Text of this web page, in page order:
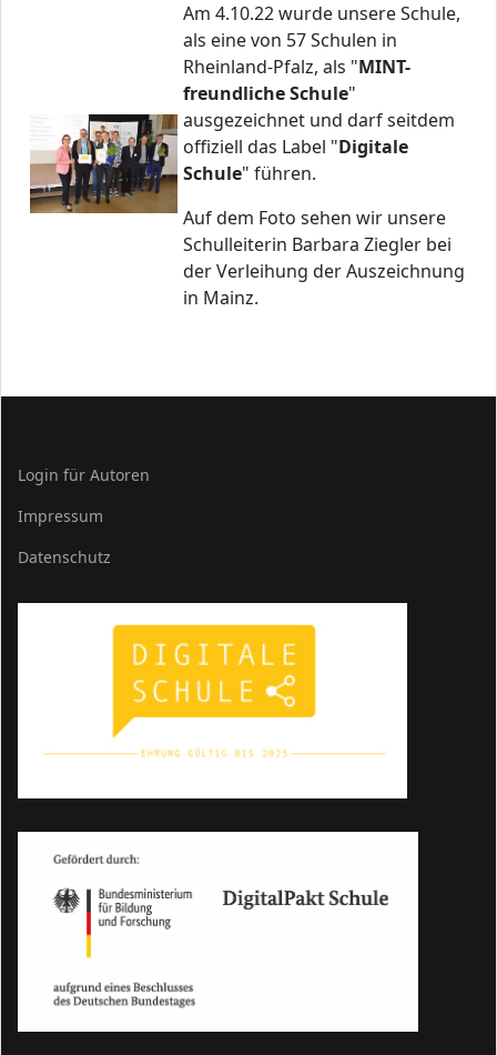
Am 4.10.22 wurde unsere Schule,
als eine von 57 Schulen in
Rheinland-Pfalz, als "MINT-
freundliche Schule"
ausgezeichnet und darf seitdem
offiziell das Label "Digitale
Schule" führen.
Auf dem Foto sehen wir unsere
Schulleiterin Barbara Ziegler bei
der Verleihung der Auszeichnung
in Mainz.
Login für Autoren
Impressum
Datenschutz